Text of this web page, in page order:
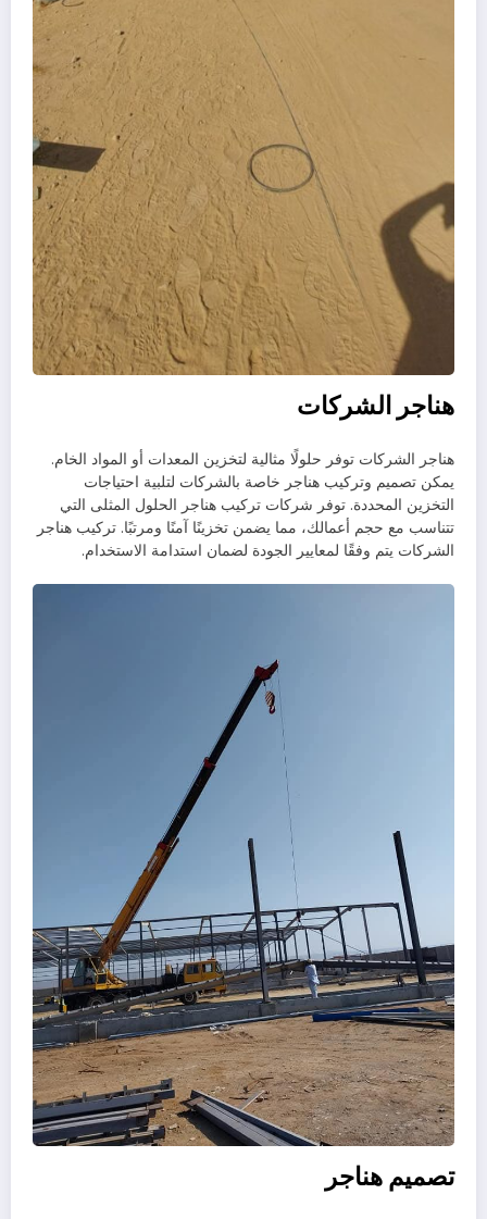
هناجر الشركات
هناجر الشركات توفر حلولًا مثالية لتخزين المعدات أو المواد الخام.
يمكن تصميم وتركيب هناجر خاصة بالشركات لتلبية احتياجات
التخزين المحددة. توفر شركات تركيب هناجر الحلول المثلى التي
تتناسب مع حجم أعمالك، مما يضمن تخزينًا آمنًا ومرتبًا. تركيب هناجر
الشركات يتم وفقًا لمعايير الجودة لضمان استدامة الاستخدام.
تصميم هناجر